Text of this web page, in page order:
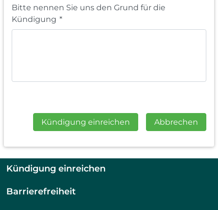
Bitte nennen Sie uns den Grund für die
Kündigung *
Kündigung einreichen Abbrechen
Kündigung einreichen
Barrierefreiheit